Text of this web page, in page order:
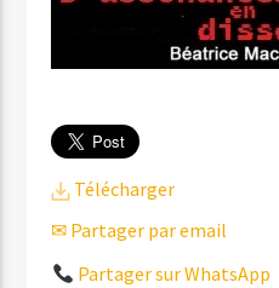
Télécharger
✉ Partager par email
Partager sur WhatsApp